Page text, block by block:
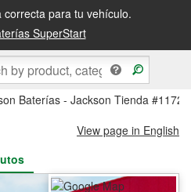
para tu vehículo.
SuperStart
siguiente o recógela en la tienda
Baterías - Jackson Tienda #1172
View page in English